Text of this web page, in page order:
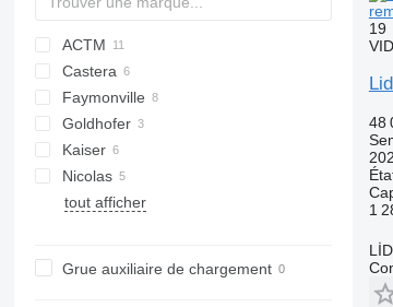
ACTM
S44315CHC
Castera
Faymonville
STBZ
Goldhofer
Kaiser
Nicolas
Kaiser
SP
tout afficher
Grue auxiliaire de chargement
19
48
1